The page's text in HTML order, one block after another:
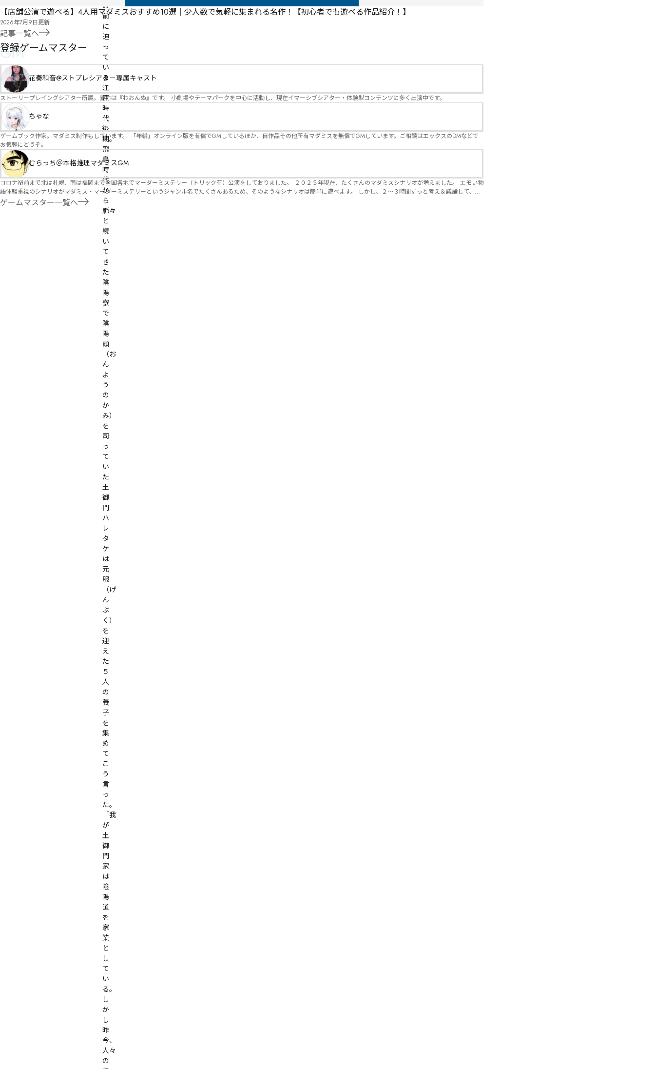
の
前
に
迫
っ
て
い
る
江
戸
時
代
後
期。
飛
鳥
時
代
か
ら
脈々
と
続
い
て
き
た
陰
陽
寮
で
陰
陽
頭
（お
ん
よ
う
の
か
み）
を
司
っ
て
い
た
土
御
門
ハ
レ
タ
ケ
は
元
服
（げ
ん
ぷ
く）
を
迎
え
た
５
人
の
養
子
を
集
め
て
こ
う
言
っ
た。
「我
が
土
御
門
家
は
陰
陽
道
を
家
業
と
し
て
い
る。
し
か
し
昨
今、
人々
の
【店舗公演で遊べる】4人用マダミスおすすめ10選｜少人数で気軽に集まれる名作！【初心者でも遊べる作品紹介！】
2026年7月9日更新
記事一覧へ
GM
登録ゲームマスター
花奏和音@ストプレシアター専属キャスト
ストーリープレイングシアター所属。愛称は『わおんぬ』です。 小劇場やテーマパークを中心に活動し、現在イマーシブシアター・体験型コンテンツに多く出演中です。
ちゃな
ゲームブック作家。マダミス制作もしています。 「年輪」オンライン版を有償でGMしているほか、自作品その他所有マダミスを無償でGMしています。ご相談はエックスのDMなどで
お気軽にどうぞ。
むらっち＠本格推理マダミスGM
コロナ禍前まで北は札幌、南は福岡まで全国各地でマーダーミステリー（トリック有）公演をしておりました。 ２０２５年現在、たくさんのマダミスシナリオが増えました。 エモい物
語体験重視のシナリオがマダミス・マーダーミステリーというジャンル名でたくさんあるため、そのようなシナリオは簡単に遊べます。 しかし、２～３時間ずっと考え＆議論して、見
たことないトリックが解ける閃きや犯人として逃げ切る楽しみのある本格推理マーダーミステリーを見つけることが難しくなっていませんか？ そんな本格推理マダミスをお届けしま
ゲームマスター一覧へ